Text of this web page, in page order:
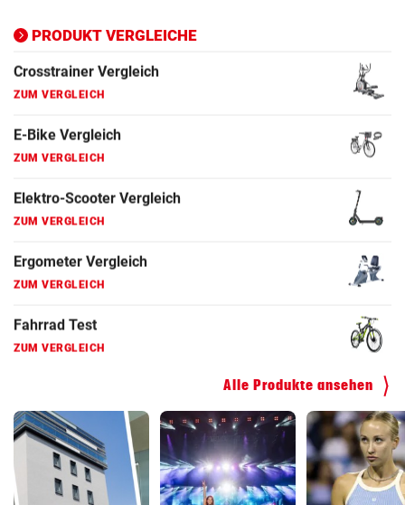
PRODUKT VERGLEICHE
ZUM VERGLEICH
Fahrrad Test
ZUM VERGLEICH
Fahrradanhänger Vergleich
ZUM VERGLEICH
Faszienrolle Vergleich
ZUM VERGLEICH
Hoverboard Vergleich
ZUM VERGLEICH
Kinderfahrrad Vergleich
ZUM VERGLEICH
Alle Produkte ansehen